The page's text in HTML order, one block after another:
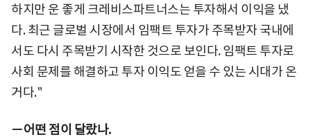
하지만 운 좋게 크레비스파트너스는 투자해서 이익을 냈
다. 최근 글로벌 시장에서 임팩트 투자가 주목받자 국내에
서도 다시 주목받기 시작한 것으로 보인다. 임팩트 투자로
사회 문제를 해결하고 투자 이익도 얻을 수 있는 시대가 온
거다."
－어떤 점이 달랐나.